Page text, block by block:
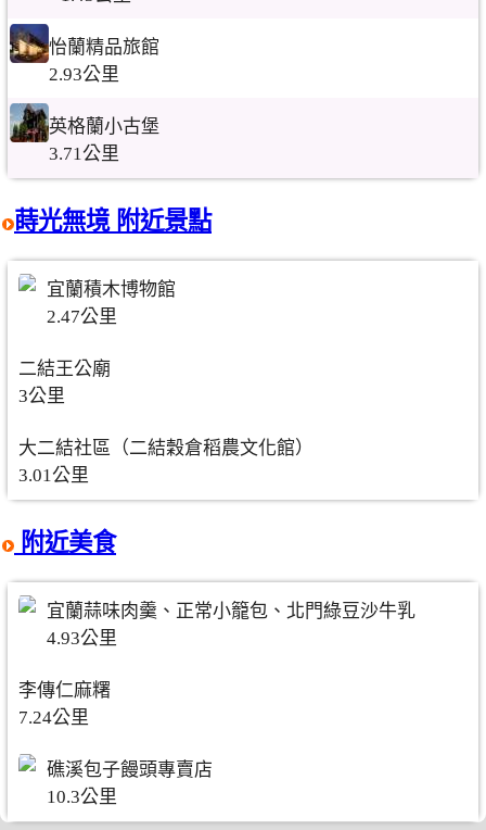
怡蘭精品旅館
2.93公里
英格蘭小古堡
3.71公里
蒔光無境 附近景點
宜蘭積木博物館
2.47公里
二結王公廟
3公里
大二結社區（二結穀倉稻農文化館）
3.01公里
附近美食
宜蘭蒜味肉羹、正常小籠包、北門綠豆沙牛乳
4.93公里
李傳仁麻糬
7.24公里
礁溪包子饅頭專賣店
10.3公里